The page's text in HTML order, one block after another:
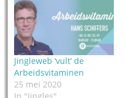
Jingleweb ‘vult’ de
Arbeidsvitaminen
25 mei 2020
In "Jingles"